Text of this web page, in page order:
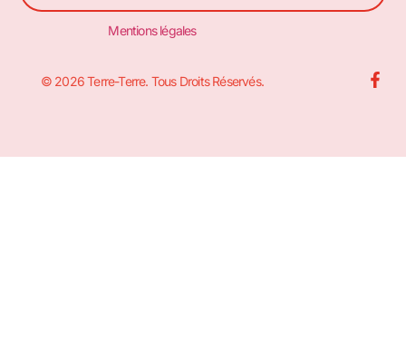
Mentions légales
© 2026 Terre-Terre. Tous Droits Réservés.